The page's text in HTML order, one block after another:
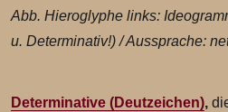
Abb. Hieroglyphe links:
u. Determinativ!) / Aussprache:
Determinative (Deutzeichen),